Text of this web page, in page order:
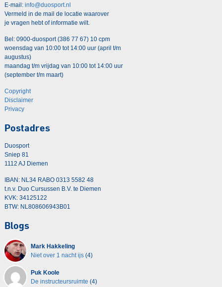
E-mail: info@duosport.nl
Vermeld in de mail de locatie waarover
je vragen hebt of informatie wilt.
Bel: 0900-duosport (386 77 67) 10 cpm
woensdag van 10:00 tot 14:00 uur (april t/m
augustus)
maandag t/m vrijdag van 10:00 tot 14:00 uur
(september t/m maart)
Copyright
Disclaimer
Privacy
Postadres
Duosport
Sniep 81
1112 AJ Diemen
IBAN: NL34 RABO 0313 5582 48
t.n.v. Duo Cursussen B.V. te Diemen
KVK: 34125122
BTW: NL808606943B01
Blogs
Mark Hakkeling
Niet over 1 nacht ijs(4)
Puk Koole
De instructeursruimte (4)